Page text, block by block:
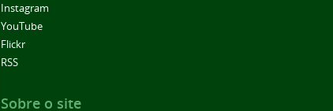
Instagram
YouTube
Flickr
RSS
Sobre o site